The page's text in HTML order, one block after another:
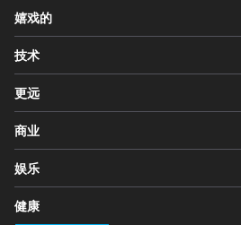
嬉戏的
技术
更远
商业
娱乐
健康